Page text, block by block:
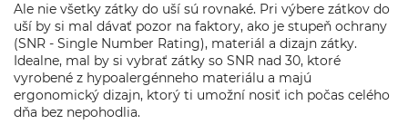
Ale nie všetky zátky do uší sú rovnaké. Pri výbere zátkov do
uší by si mal dávať pozor na faktory, ako je stupeň ochrany
(SNR - Single Number Rating), materiál a dizajn zátky.
Idealne, mal by si vybrať zátky so SNR nad 30, ktoré
vyrobené z hypoalergénneho materiálu a majú
ergonomický dizajn, ktorý ti umožní nosiť ich počas celého
dňa bez nepohodlia.